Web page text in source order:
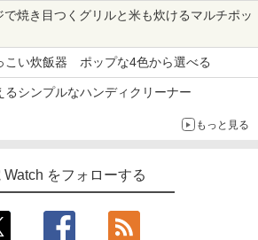
焼き目つくグリルと米も炊けるマルチポッ
こい炊飯器 ポップな4色から選べる
るシンプルなハンディクリーナー
もっと見る
Watch をフォローする